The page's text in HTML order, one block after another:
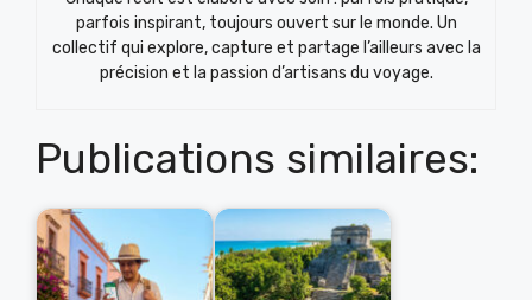
parfois inspirant, toujours ouvert sur le monde. Un
collectif qui explore, capture et partage l’ailleurs avec la
précision et la passion d’artisans du voyage.
Publications similaires: